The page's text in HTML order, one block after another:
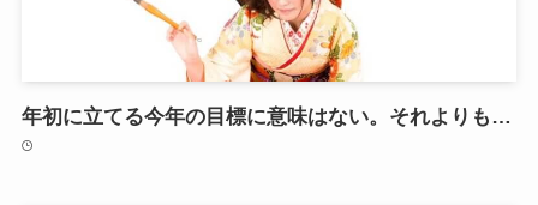
年初に立てる今年の目標に意味はない。それよりも…